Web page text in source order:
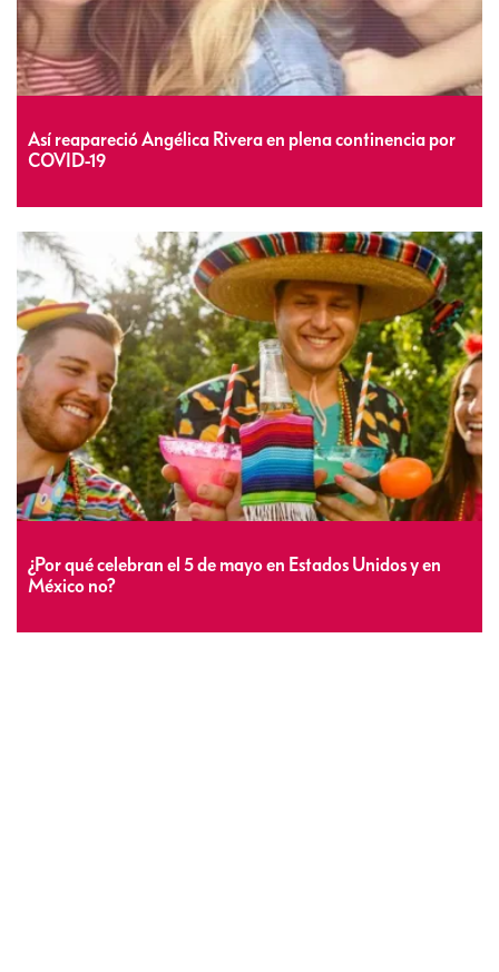
Así reapareció Angélica Rivera en plena continencia por
COVID-19
¿Por qué celebran el 5 de mayo en Estados Unidos y en
México no?